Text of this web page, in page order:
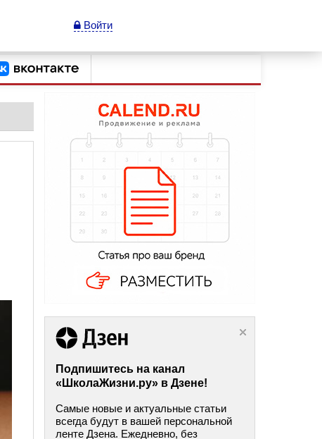
Войти
Подпишитесь на канал
«ШколаЖизни.ру» в Дзене!
Самые новые и актуальные статьи
всегда будут в вашей персональной
ленте Дзена. Ежедневно, без